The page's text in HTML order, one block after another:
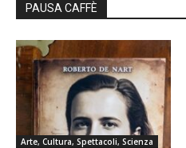
PAUSA CAFFÈ
Arte, Cultura, Spettacoli, Scienza